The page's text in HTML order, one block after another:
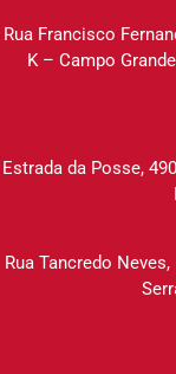
Rua Francisco
K – Campo
Estrada da Posse,
Rua Tancredo